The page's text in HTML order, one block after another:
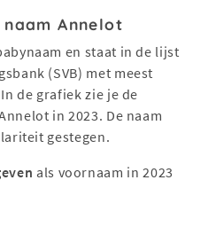
Annelot
en staat in de lijst
(SVB) met meest
de grafiek zie je de
in 2023. De naam
gestegen.
als voornaam in 2023